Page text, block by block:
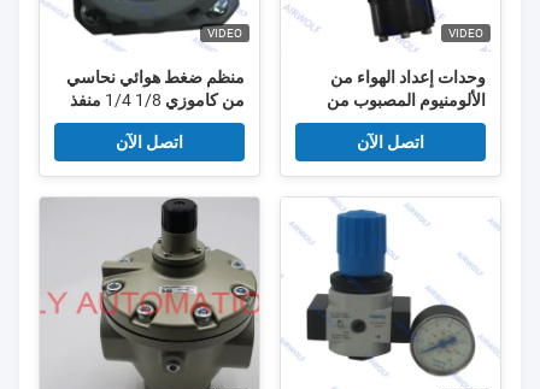
VIDEO
وحدات إعداد الهواء من
الألومنيوم المصبوب من
روتورك YT-520D1 YTC،
مرحل سريع المفعول
اتصل الآن
VIDEO
منظم ضغط هوائي نحاسي
من كاموزي 1/8 1/4 منفذ
اتصل الآن